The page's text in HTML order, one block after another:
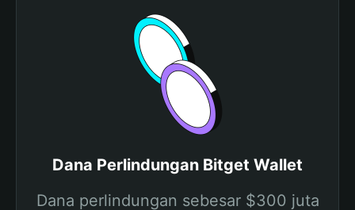
Dana Perlindungan Bitget Wallet
Dana perlindungan sebesar $300 juta